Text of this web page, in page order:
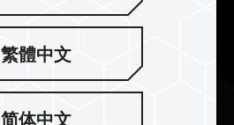
繁體中文
简体中文